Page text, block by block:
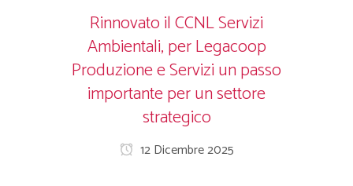
Rinnovato il CCNL Servizi
Ambientali, per Legacoop
Produzione e Servizi un passo
importante per un settore
strategico
12 Dicembre 2025